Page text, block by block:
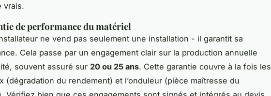
vrais.
de performance du matériel
ne vend pas seulement une installation - il garantit sa
Cela passe par un engagement clair sur la production annuelle
souvent assuré sur 20 ou 25 ans. Cette garantie couvre à la fois les
(dégradation du rendement) et l’onduleur (pièce maîtresse du